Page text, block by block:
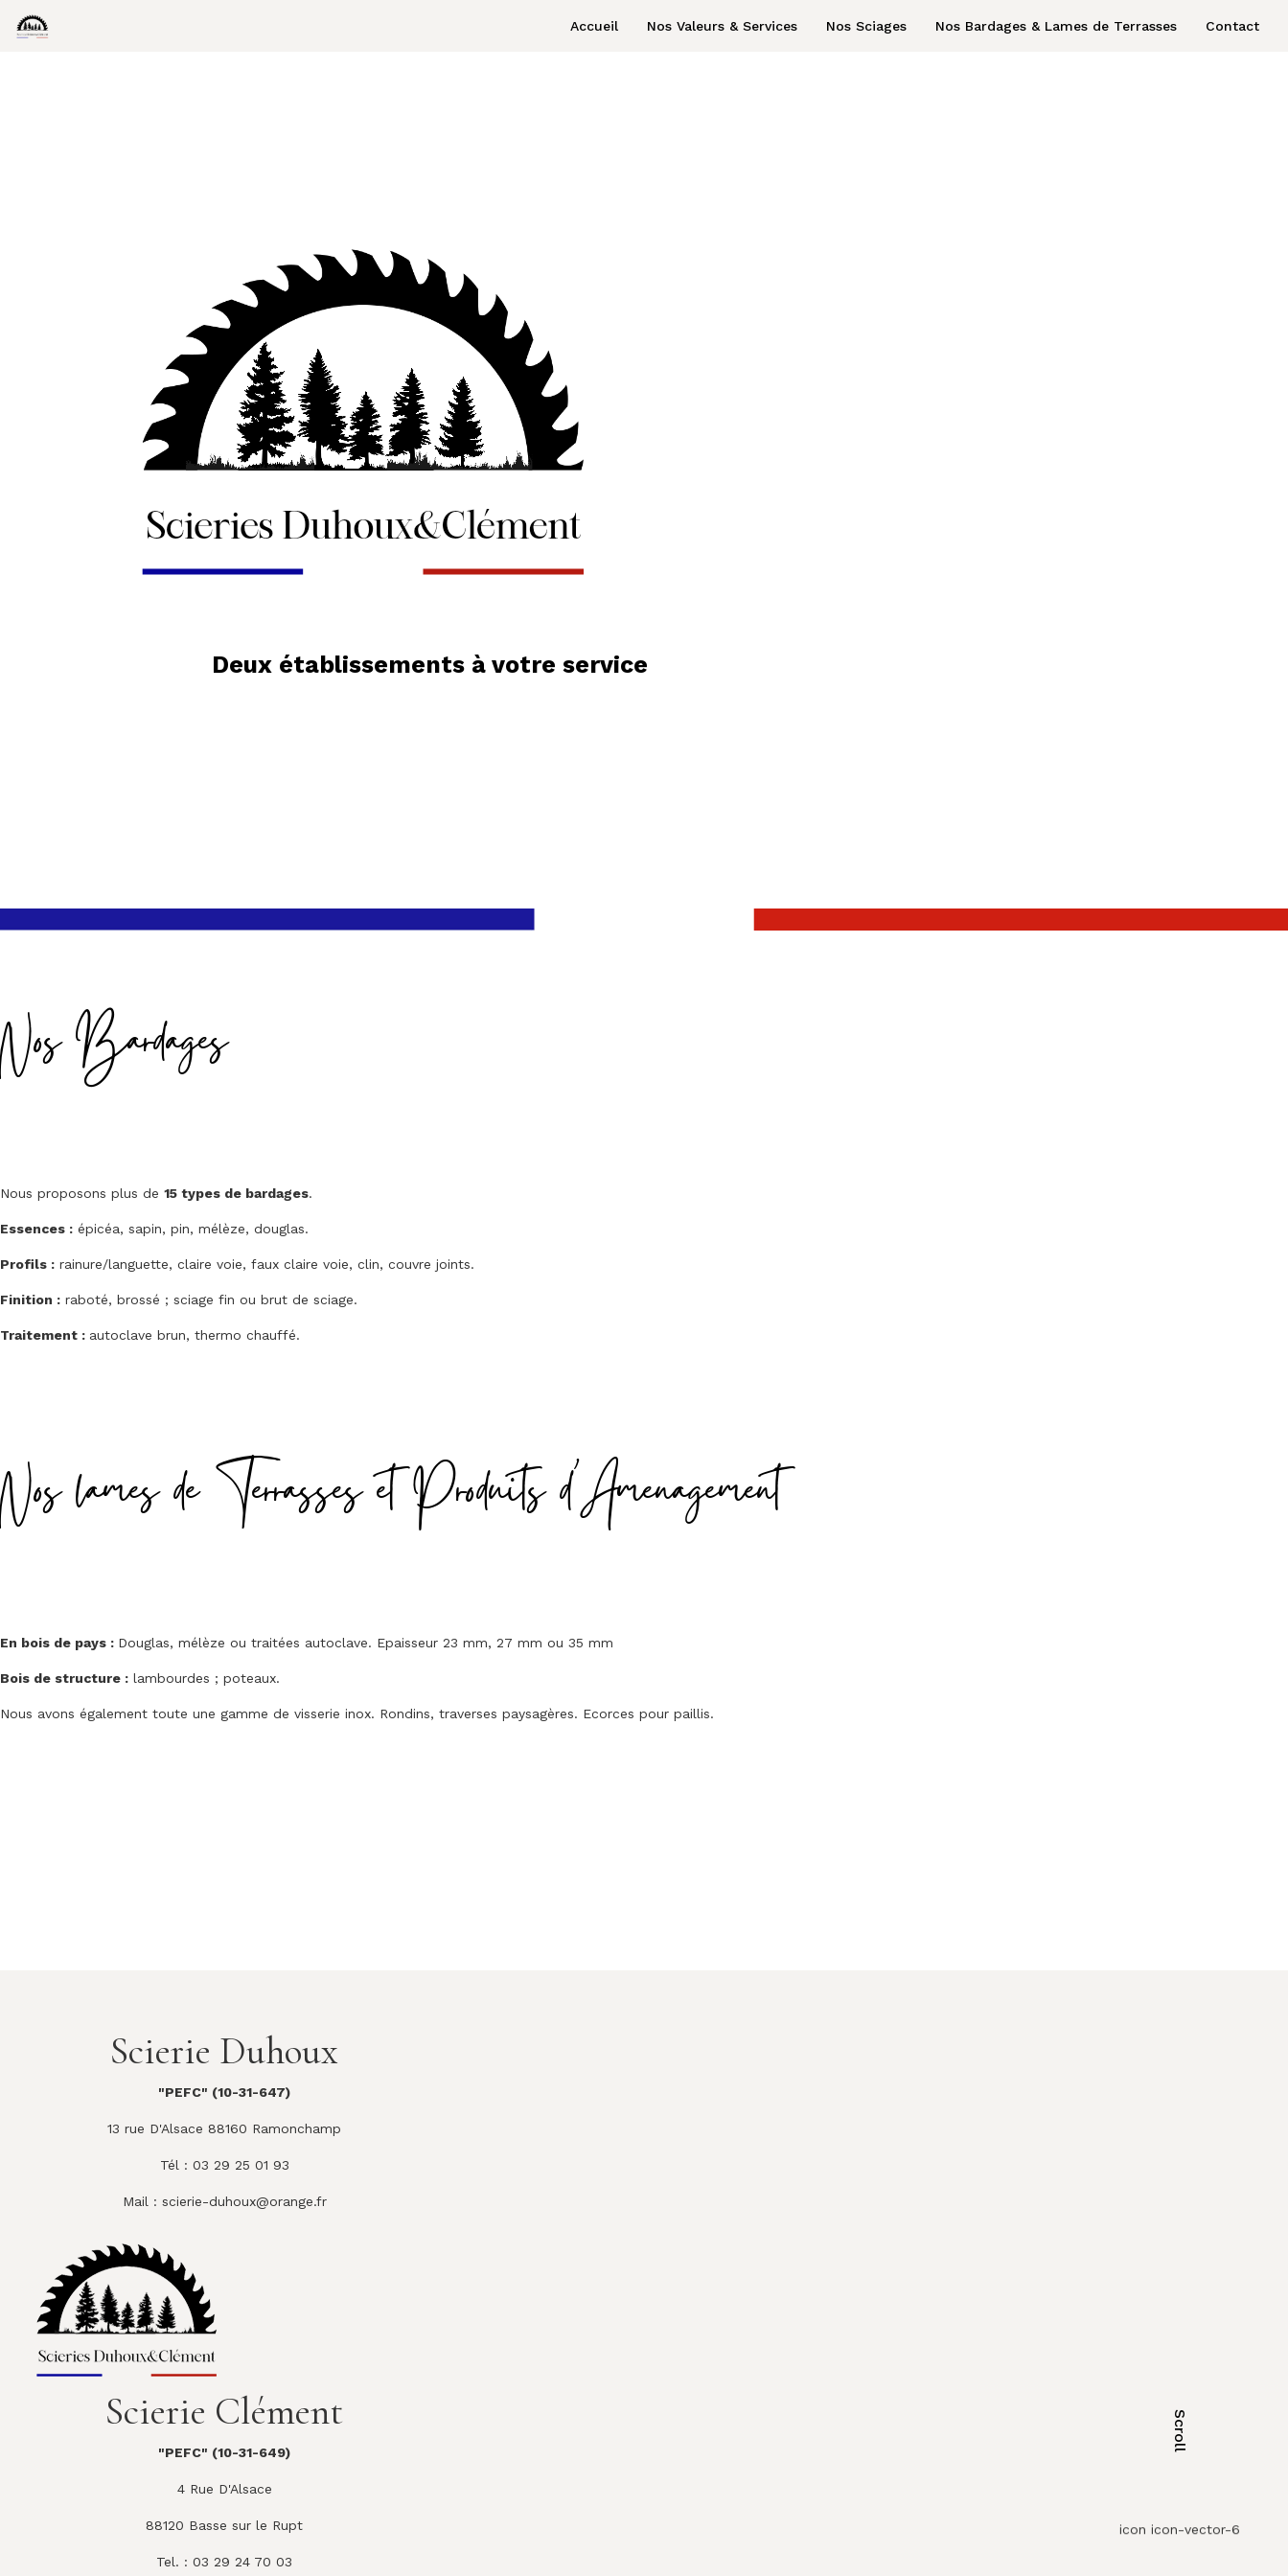
Accueil Nos Valeurs & Services Nos Sciages Nos Bardages & Lames de Terrasses Contact
Deux établissements à votre service
Scroll
icon icon-vector-6
Nos Bardages
Nous proposons plus de 15 types de bardages.
Essences : épicéa, sapin, pin, mélèze, douglas.
Profils : rainure/languette, claire voie, faux claire voie, clin, couvre joints.
Finition : raboté, brossé ; sciage fin ou brut de sciage.
Traitement : autoclave brun, thermo chauffé.
Nos lames de Terrasses et Produits d'Amenagement
En bois de pays : Douglas, mélèze ou traitées autoclave. Epaisseur 23 mm, 27 mm ou 35 mm
Bois de structure : lambourdes ; poteaux.
Nous avons également toute une gamme de visserie inox. Rondins, traverses paysagères. Ecorces pour paillis.
Scierie Duhoux
"PEFC" (10-31-647)
13 rue D'Alsace 88160 Ramonchamp
Tél : 03 29 25 01 93
Mail : scierie-duhoux@orange.fr
Scierie Clément
"PEFC" (10-31-649)
4 Rue D'Alsace
88120 Basse sur le Rupt
Tel. : 03 29 24 70 03